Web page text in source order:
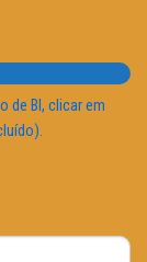
de BI, clicar em